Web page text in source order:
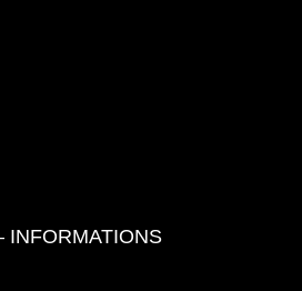
INFORMATIONS